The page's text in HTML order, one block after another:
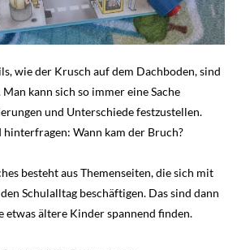
wie der Krusch auf dem Dachboden, sind
kann sich so immer eine Sache
und Unterschiede festzustellen.
hinterfragen: Wann kam der Bruch?
besteht aus Themenseiten, die sich mit
Schulalltag beschäftigen. Das sind dann
etwas ältere Kinder spannend finden.